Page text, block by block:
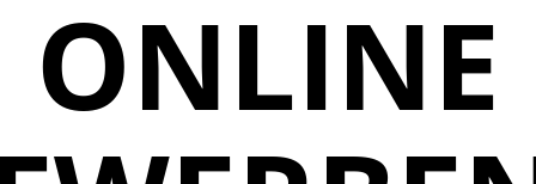
ONLINE